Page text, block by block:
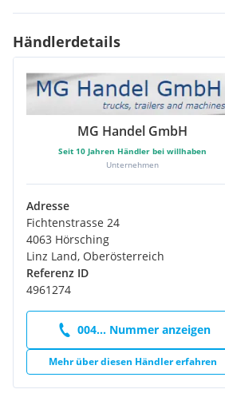
Händlerdetails
MG Handel GmbH
Seit 10 Jahren Händler bei willhaben
Unternehmen
Adresse
Fichtenstrasse 24
4063 Hörsching
Linz Land, Oberösterreich
Referenz ID
4961274
004... Nummer anzeigen
Mehr über diesen Händler erfahren